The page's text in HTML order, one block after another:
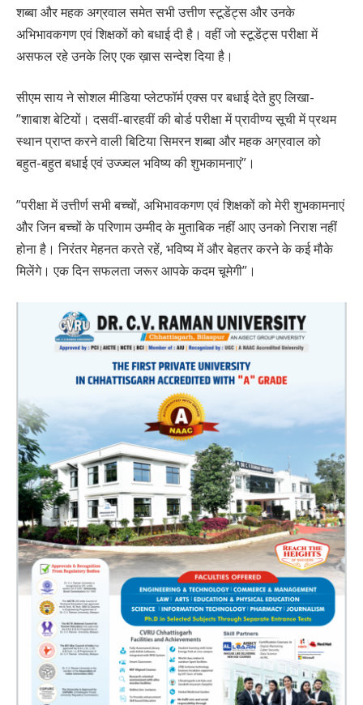
शब्बा और महक अग्रवाल समेत सभी उत्तीण स्टूडेंट्स और उनके
अभिभावकगण एवं शिक्षकों को बधाई दी है। वहीं जो स्टूडेंट्स परीक्षा में
असफल रहे उनके लिए एक ख़ास सन्देश दिया है।
सीएम साय ने सोशल मीडिया प्लेटफॉर्म एक्स पर बधाई देते हुए लिखा-
”शाबाश बेटियों। दसवीं-बारहवीं की बोर्ड परीक्षा में प्रावीण्य सूची में प्रथम
स्थान प्राप्त करने वाली बिटिया सिमरन शब्बा और महक अग्रवाल को
बहुत-बहुत बधाई एवं उज्ज्वल भविष्य की शुभकामनाएं”।
”परीक्षा में उत्तीर्ण सभी बच्चों, अभिभावकगण एवं शिक्षकों को मेरी शुभकामनाएं
और जिन बच्चों के परिणाम उम्मीद के मुताबिक नहीं आए उनको निराश नहीं
होना है। निरंतर मेहनत करते रहें, भविष्य में और बेहतर करने के कई मौके
मिलेंगे। एक दिन सफलता जरूर आपके कदम चूमेगी”।